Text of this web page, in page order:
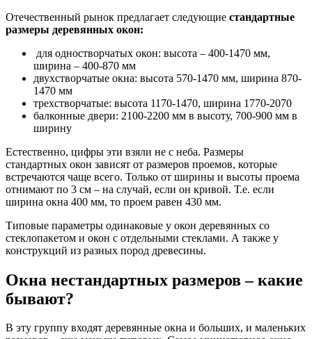
Отечественный рынок предлагает следующие стандартные
размеры деревянных окон:
для одностворчатых окон: высота – 400-1470 мм,
ширина – 400-870 мм
двухстворчатые окна: высота 570-1470 мм, ширина 870-
1470 мм
трехстворчатые: высота 1170-1470, ширина 1770-2070
балконные двери: 2100-2200 мм в высоту, 700-900 мм в
ширину
Естественно, цифры эти взяли не с неба. Размеры
стандартных окон зависят от размеров проемов, которые
встречаются чаще всего. Только от ширины и высоты проема
отнимают по 3 см – на случай, если он кривой. Т.е. если
ширина окна 400 мм, то проем равен 430 мм.
Типовые параметры одинаковые у окон деревянных со
стеклопакетом и окон с отдельными стеклами. А также у
конструкций из разных пород древесины.
Окна нестандартных размеров – какие
бывают?
В эту группу входят деревянные окна и больших, и маленьких